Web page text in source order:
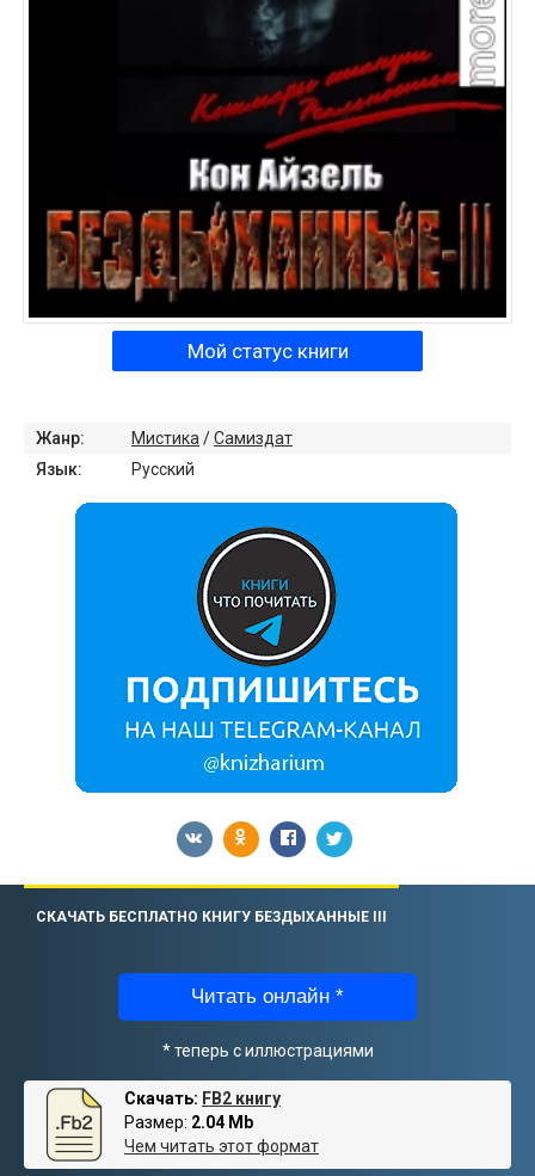
Мой статус книги
Жанр: Мистика /Самиздат
Язык:
Русский
СКАЧАТЬ БЕСПЛАТНО КНИГУ БЕЗДЫХАННЫЕ ІІІ
Читать онлайн *
* теперь с иллюстрациями
Скачать: FB2 книгу
Размер: 2.04 Mb
Чем читать этот формат